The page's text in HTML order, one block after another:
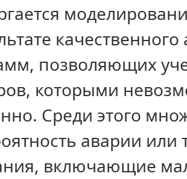
позволяющих
которыми
Среди этого
аварии
включающие